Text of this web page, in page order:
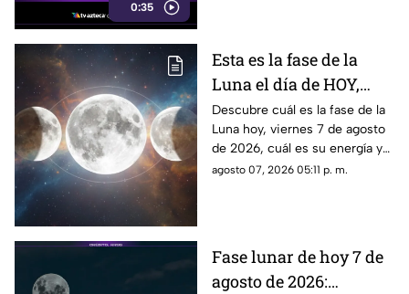
0:35
Esta es la fase de la
Luna el día de HOY,
viernes 7 de agosto de
2026: ¿Cómo se verá el
astro durante la noche?
Descubre cuál es la fase de la
Luna hoy, viernes 7 de agosto
de 2026, cuál es su energía y
cómo nos podría afectar.
agosto 07, 2026 05:11 p. m.
Fase lunar de hoy 7 de
agosto de 2026: